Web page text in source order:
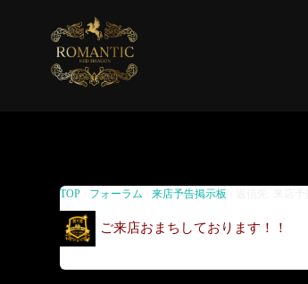
返信先: 来店予告掲示板
TOP フォーラム 来店予告掲示板
ご来店おまちしております！！